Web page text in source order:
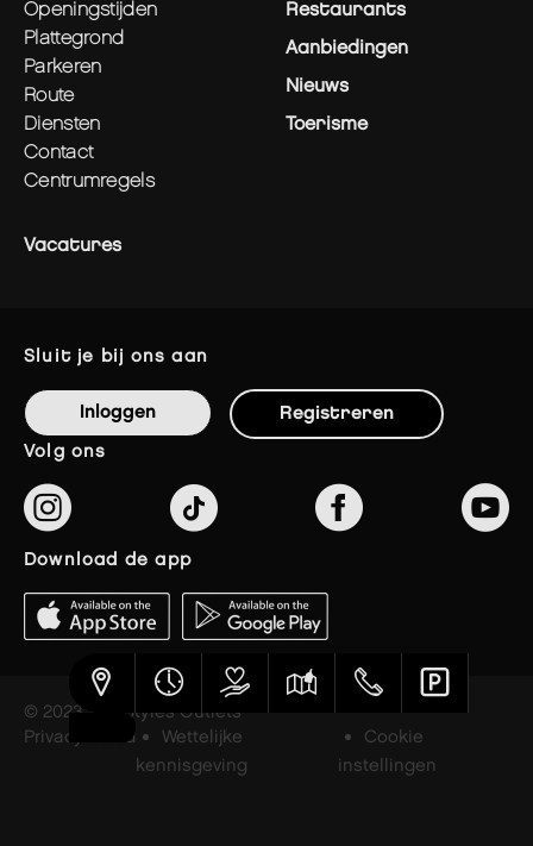
openingstijden
plattegrond
parkeren
route
diensten
contact
centrumregels
Restaurants
Aanbiedingen
Nieuws
Toerisme
Vacatures
sluit je bij ons aan
Inloggen Registreren
volg ons
download de app
© 2023 The Styles Outlets
Privacybeleid
Wettelijke
kennisgeving
Cookie
instellingen